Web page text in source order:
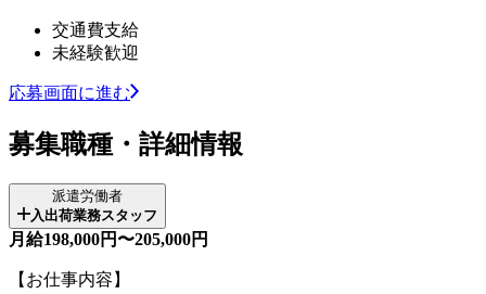
交通費支給
未経験歓迎
応募画面に進む
募集職種・詳細情報
派遣労働者
入出荷業務スタッフ
月給198,000円〜205,000円
【お仕事内容】